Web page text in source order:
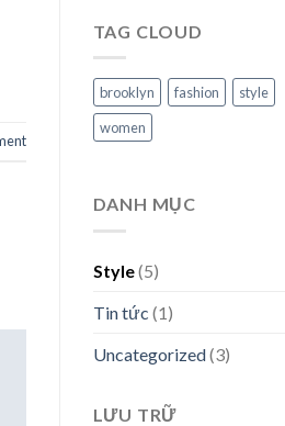
TAG CLOUD
brooklyn fashion
style
women
DANH MỤC
Style(5)
Tin tức (1)
Uncategorized(3)
LƯU TRỮ